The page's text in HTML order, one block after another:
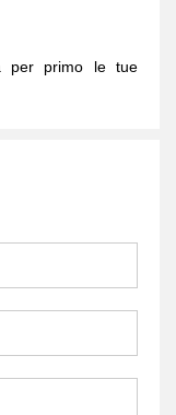
per primo le tue